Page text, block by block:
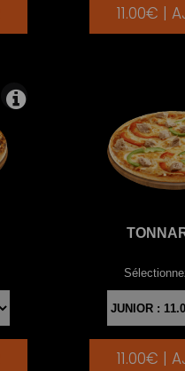
11.00€ |
11.00€ |